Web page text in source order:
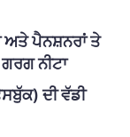
ਅਤੇ ਪੈਨਸ਼ਨਰਾਂ ਤੇ
ਨੀਟਾ
ਦੀ ਵੱਡੀ